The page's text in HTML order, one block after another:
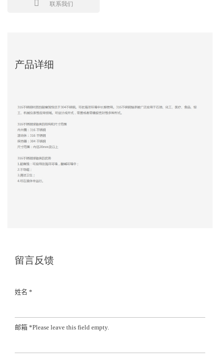
联系我们
产品详细
留言反馈
姓名 *
邮箱 *Please leave this field empty.